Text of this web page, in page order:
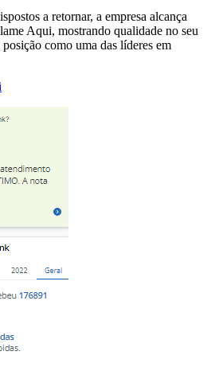
a retornar, a empresa alcança
Aqui, mostrando qualidade no seu
como uma das líderes em